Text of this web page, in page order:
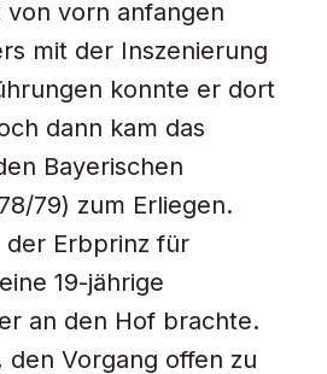
von vorn anfangen
mit der Inszenierung
konnte er dort
dann kam das
Bayerischen
79) zum Erliegen.
der Erbprinz für
19-jährige
an den Hof brachte.
den Vorgang offen zu